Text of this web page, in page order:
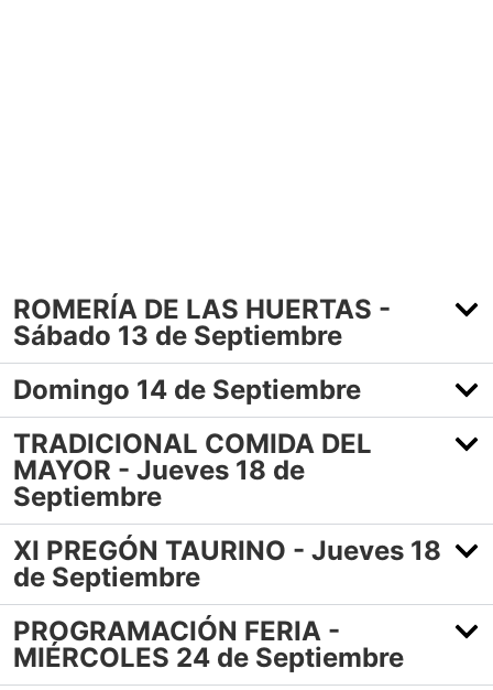
ROMERÍA DE LAS HUERTAS -
Sábado 13 de Septiembre
Domingo 14 de Septiembre
TRADICIONAL COMIDA DEL
MAYOR - Jueves 18 de
Septiembre
XI PREGÓN TAURINO - Jueves 18
de Septiembre
PROGRAMACIÓN FERIA -
MIÉRCOLES 24 de Septiembre